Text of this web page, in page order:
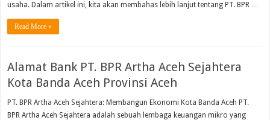
usaha. Dalam artikel ini, kita akan membahas lebih lanjut tentang PT. BPR …
Read More »
Alamat Bank PT. BPR Artha Aceh Sejahtera
Kota Banda Aceh Provinsi Aceh
PT. BPR Artha Aceh Sejahtera: Membangun Ekonomi Kota Banda Aceh PT.
BPR Artha Aceh Sejahtera adalah sebuah lembaga keuangan mikro yang